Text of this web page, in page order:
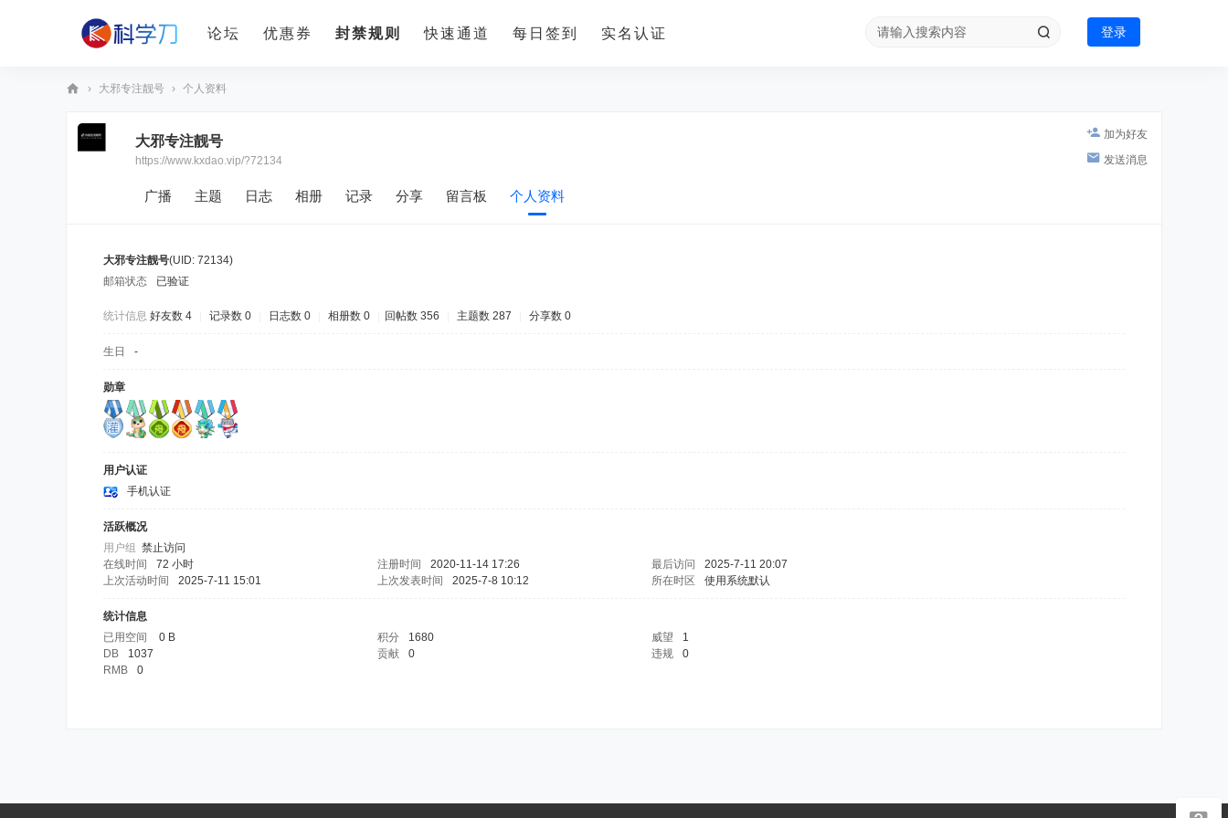
论坛 优惠券 封禁规则 快速通道 每日签到 实名认证 登录
› 大邪专注靓号 › 个人资料
加为好友
发送消息
大邪专注靓号
https://www.kxdao.vip/?72134
广播 主题 日志 相册 记录 分享 留言板 个人资料
大邪专注靓号(UID: 72134)
邮箱状态
已验证
统计信息 好友数 4 记录数 0 日志数 0 相册数 0 回帖数 356 主题数 287 分享数 0
生日 -
勋章
用户认证
手机认证
活跃概况
用户组 禁止访问
在线时间
72 小时 注册时间 2020-11-14 17:26 最后访问
2025-7-11 20:07
上次活动时间
2025-7-11 15:01 上次发表时间 2025-7-8 10:12 所在时区 使用系统默认
统计信息
已用空间
0 B 积分 1680 威望
1
DB
1037 贡献 0 违规
0
RMB
0